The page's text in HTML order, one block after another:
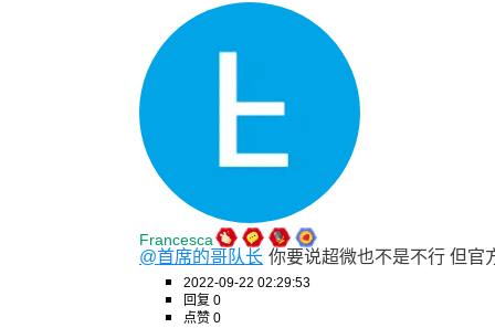
Francesca
@首席的哥队长 你要说超微也不是不行 但官
2022-09-22 02:29:53
回复 0
点赞 0